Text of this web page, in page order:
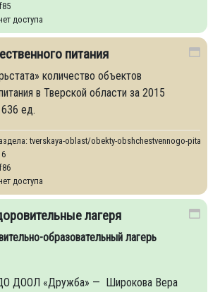
доступа
питания
количество объектов
в Тверской области за 2015
ед.
tverskaya-oblast/obekty-obshchestvennogo-pitaniya
доступа
лагеря
образовательный лагерь
ДООЛ «Дружба» — Широкова Вера